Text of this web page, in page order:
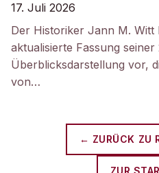
17. Juli 2026
Der Historiker Jann M. Witt
aktualisierte Fassung
Überblicksdarstellung vor,
von…
← ZURÜCK ZU
ZUR